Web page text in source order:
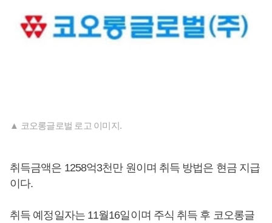
▲ 코오롱글로벌 로고 이미지.
취득금액은 1258억3천만 원이며 취득 방법은 현금 지급
이다.
취득 예정일자는 11월16일이며 주식 취득 후 코오롱글